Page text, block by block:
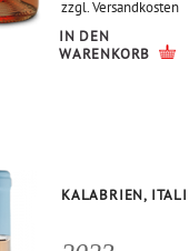
zzgl.Versandkosten
IN DEN
WARENKORB
KALABRIEN,